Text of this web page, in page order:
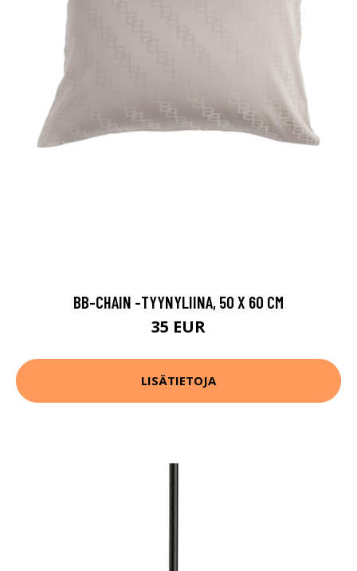
BB-CHAIN -TYYNYLIINA, 50 X 60 CM
35 EUR
LISÄTIETOJA